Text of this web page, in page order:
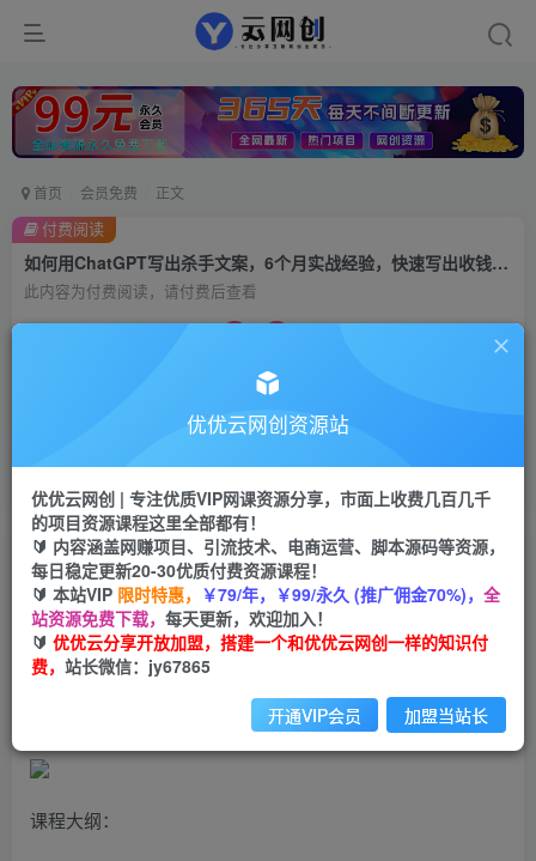
首页 会员免费 正文
如何用ChatGPT写出杀手文案，6个月实战经验，快速写出收钱文案（8节课）
此内容为付费阅读，请付费后查看
9.9
立即购买
付费阅读
如何用ChatGPT写出杀手文案，6个月实战经验，
快速写出收钱文案（8节课）
优优云网创
2年前发布
关注 私信
721 95
课程大纲：
优优云网创资源站
优优云网创 | 专注优质VIP网课资源分享，市面上收费几百几千
的项目资源课程这里全部都有！
🔰 内容涵盖网赚项目、引流技术、电商运营、脚本源码等资源，
每日稳定更新20-30优质付费资源课程！
🔰 本站VIP 限时特惠， ￥79/年，￥99/永久 (推广佣金70%)， 全
站资源免费下载， 每天更新，欢迎加入！
🔰 优优云分享开放加盟，搭建一个和优优云网创一样的知识付
费， 站长微信：jy67865
开通VIP会员 加盟当站长